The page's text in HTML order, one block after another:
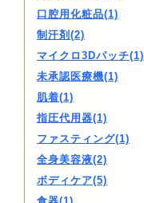
口腔用化粧品(1)
制汗剤(2)
マイクロ3Dパッチ(1)
未承認医療機(1)
肌着(1)
指圧代用器(1)
ファスティング(1)
全身美容液(2)
ボディケア(5)